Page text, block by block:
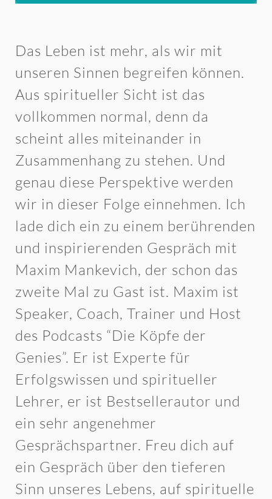
Das Leben ist mehr, als wir mit
unseren Sinnen begreifen können.
Aus spiritueller Sicht ist das
vollkommen normal, denn da
scheint alles miteinander in
Zusammenhang zu stehen. Und
genau diese Perspektive werden
wir in dieser Folge einnehmen. Ich
lade dich ein zu einem berührenden
und inspirierenden Gespräch mit
Maxim Mankevich, der schon das
zweite Mal zu Gast ist. Maxim ist
Speaker, Coach, Trainer und Host
des Podcasts “Die Köpfe der
Genies”. Er ist Experte für
Erfolgswissen und spiritueller
Lehrer, er ist Bestsellerautor und
ein sehr angenehmer
Gesprächspartner. Freu dich auf
ein Gespräch über den tieferen
Sinn unseres Lebens, auf spirituelle